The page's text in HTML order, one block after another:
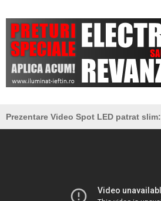
Prezentare Video Spot LED patrat slim: